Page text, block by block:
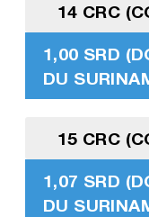
14 CRC
1,00 SRD
DU
15 CRC
1,07 SRD
DU